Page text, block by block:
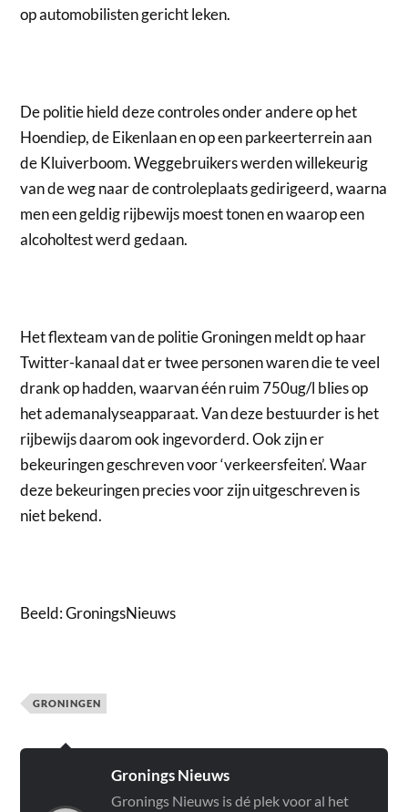
op automobilisten gericht leken.
De politie hield deze controles onder andere op het
Hoendiep, de Eikenlaan en op een parkeerterrein aan
de Kluiverboom. Weggebruikers werden willekeurig
van de weg naar de controleplaats gedirigeerd, waarna
men een geldig rijbewijs moest tonen en waarop een
alcoholtest werd gedaan.
Het flexteam van de politie Groningen meldt op haar
Twitter-kanaal dat er twee personen waren die te veel
drank op hadden, waarvan één ruim 750ug/l blies op
het ademanalyseapparaat. Van deze bestuurder is het
rijbewijs daarom ook ingevorderd. Ook zijn er
bekeuringen geschreven voor ‘verkeersfeiten’. Waar
deze bekeuringen precies voor zijn uitgeschreven is
niet bekend.
Beeld: GroningsNieuws
GRONINGEN
Gronings Nieuws
Gronings Nieuws is dé plek voor al het